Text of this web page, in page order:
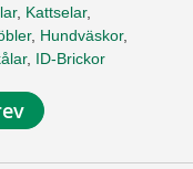
, Kattselar,
, Hundväskor,
, ID-Brickor